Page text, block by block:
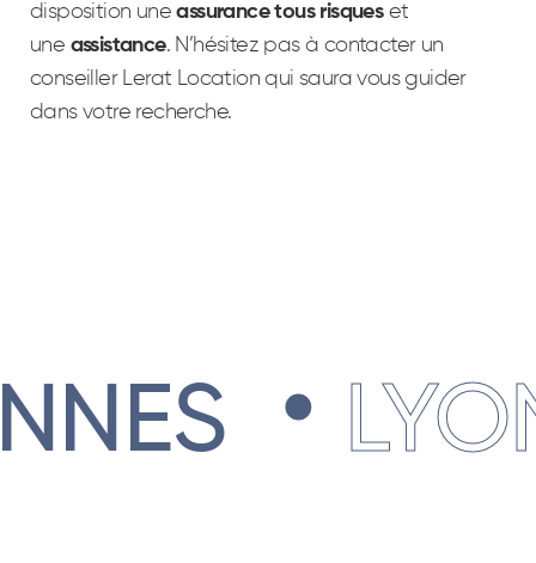
disposition uneassurance tous risqueset
une assistance. N’hésitez pas à contacter un
conseiller Lerat Location qui saura vous guider
dans votre recherche.
. LYON .